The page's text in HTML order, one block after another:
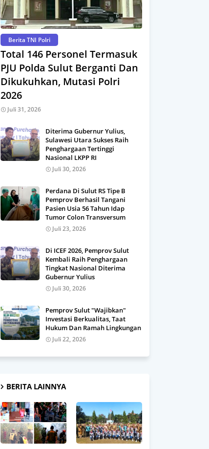
Berita TNI Polri
Total 146 Personel Termasuk
PJU Polda Sulut Berganti Dan
Dikukuhkan, Mutasi Polri
2026
Juli 31, 2026
Diterima Gubernur Yulius,
Sulawesi Utara Sukses Raih
Penghargaan Tertinggi
Nasional LKPP RI
Juli 30, 2026
Perdana Di Sulut RS Tipe B
Pemprov Berhasil Tangani
Pasien Usia 56 Tahun Idap
Tumor Colon Transversum
Juli 23, 2026
Di ICEF 2026, Pemprov Sulut
Kembali Raih Penghargaan
Tingkat Nasional Diterima
Gubernur Yulius
Juli 30, 2026
Pemprov Sulut "Wajibkan"
Investasi Berkualitas, Taat
Hukum Dan Ramah Lingkungan
Juli 22, 2026
BERITA LAINNYA